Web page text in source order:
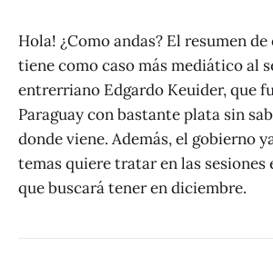
Hola! ¿Como andas? El resumen de
tiene como caso más mediático al
entrerriano Edgardo Keuider, que
Paraguay con bastante plata sin
donde viene. Además, el gobierno
temas quiere tratar en las
que buscará tener en diciembre.